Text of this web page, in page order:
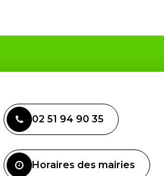
02 51 94 90 35
Horaires des mairies